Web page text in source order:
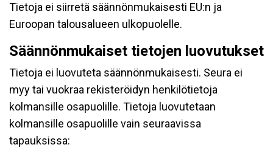
Tietoja ei siirretä säännönmukaisesti EU:n ja
Euroopan talousalueen ulkopuolelle.
Säännönmukaiset tietojen luovutukset
Tietoja ei luovuteta säännönmukaisesti. Seura ei
myy tai vuokraa rekisteröidyn henkilötietoja
kolmansille osapuolille. Tietoja luovutetaan
kolmansille osapuolille vain seuraavissa
tapauksissa: